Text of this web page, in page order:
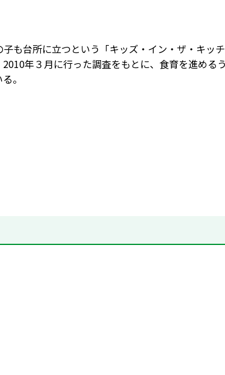
も台所に立つという「キッズ・イン・ザ・キッ
年３月に行った調査をもとに、食育を進め
。